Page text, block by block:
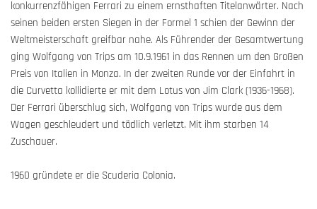
konkurrenzfähigen Ferrari zu einem ernsthaften Titelanwärter. Nach
seinen beiden ersten Siegen in der Formel 1 schien der Gewinn der
Weltmeisterschaft greifbar nahe. Als Führender der Gesamtwertung
ging Wolfgang von Trips am 10.9.1961 in das Rennen um den Großen
Preis von Italien in Monza. In der zweiten Runde vor der Einfahrt in
die Curvetta kollidierte er mit dem Lotus von Jim Clark (1936-1968).
Der Ferrari überschlug sich, Wolfgang von Trips wurde aus dem
Wagen geschleudert und tödlich verletzt. Mit ihm starben 14
Zuschauer.
1960 gründete er die Scuderia Colonia.